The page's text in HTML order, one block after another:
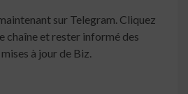
sur Telegram. Cliquez
chaîne et rester informé des
à jour de Biz.